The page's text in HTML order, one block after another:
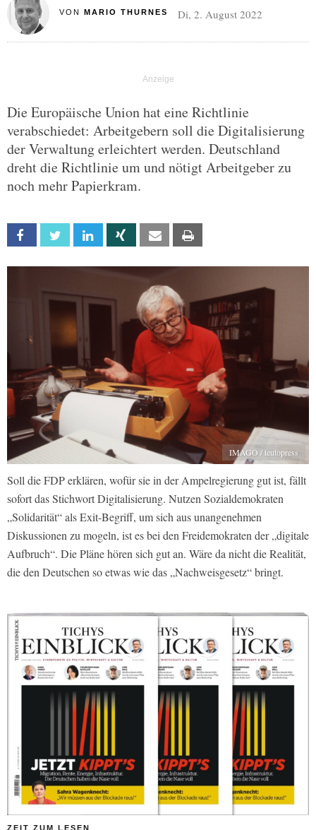
VON MARIO THURNES Di, 2. August 2022
Die Europäische Union hat eine Richtlinie
verabschiedet: Arbeitgebern soll die Digitalisierung
der Verwaltung erleichtert werden. Deutschland
dreht die Richtlinie um und nötigt Arbeitgeber zu
noch mehr Papierkram.
Facebook Twitter Linkedin Xing Email
IMAGO / teutopress
Soll die FDP erklären, wofür sie in der Ampelregierung gut ist, fällt
sofort das Stichwort Digitalisierung. Nutzen Sozialdemokraten
„Solidarität“ als Exit-Begriff, um sich aus unangenehmen
Diskussionen zu mogeln, ist es bei den Freidemokraten der „digitale
Aufbruch“. Die Pläne hören sich gut an. Wäre da nicht die Realität,
die den Deutschen so etwas wie das „Nachweisgesetz“ bringt.
ZEIT ZUM LESEN